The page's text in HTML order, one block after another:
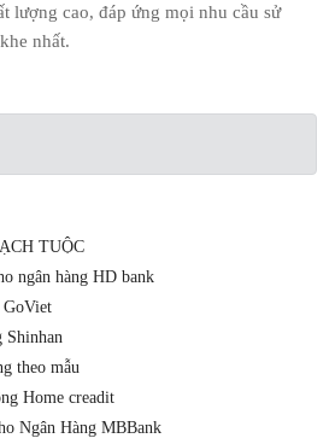
lượng cao, đáp ứng mọi nhu cầu sử
nhất.
TUỘC
ngân hàng HD bank
GoViet
Shinhan
theo mẫu
Home creadit
Ngân Hàng MBBank